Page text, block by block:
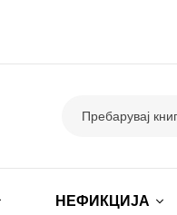
НЕФИКЦИЈА